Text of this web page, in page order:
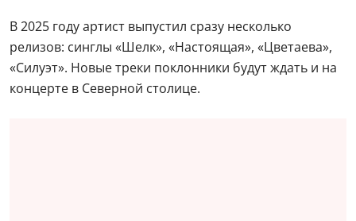
В 2025 году артист выпустил сразу несколько
релизов: синглы «Шелк», «Настоящая», «Цветаева»,
«Силуэт». Новые треки поклонники будут ждать и на
концерте в Северной столице.